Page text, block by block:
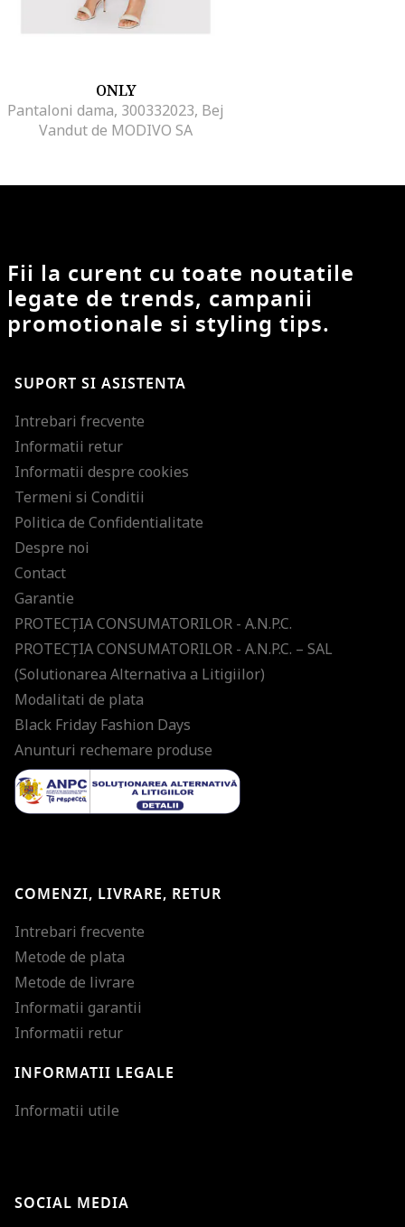
ONLY
Pantaloni dama, 300332023, Bej
Vandut de MODIVO SA
Fii la curent cu toate noutatile
legate de trends, campanii
promotionale si styling tips.
SUPORT SI ASISTENTA
Intrebari frecvente
Informatii retur
Informatii despre cookies
Termeni si Conditii
Politica de Confidentialitate
Despre noi
Contact
Garantie
PROTECŢIA CONSUMATORILOR - A.N.P.C.
PROTECŢIA CONSUMATORILOR - A.N.P.C. – SAL
(Solutionarea Alternativa a Litigiilor)
Modalitati de plata
Black Friday Fashion Days
Anunturi rechemare produse
COMENZI, LIVRARE, RETUR
Intrebari frecvente
Metode de plata
Metode de livrare
Informatii garantii
Informatii retur
INFORMATII LEGALE
Informatii utile
SOCIAL MEDIA